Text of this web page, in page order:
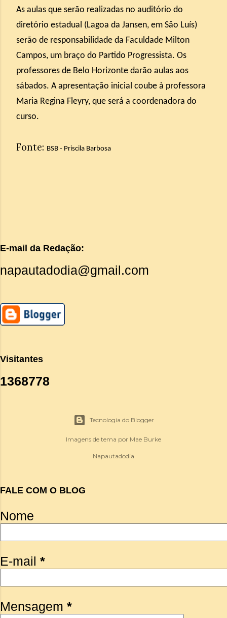
As aulas que serão realizadas no auditório do
diretório estadual (Lagoa da Jansen, em São Luís)
serão de responsabilidade da Faculdade Milton
Campos, um braço do Partido Progressista. Os
professores de Belo Horizonte darão aulas aos
sábados. A apresentação inicial coube à professora
Maria Regina Fleyry, que será a coordenadora do
curso.
Fonte: BSB - Priscila Barbosa
E-mail da Redação:
napautadodia@gmail.com
Visitantes
1368778
Tecnologia do Blogger
Imagens de tema por Mae Burke
Napautadodia
FALE COM O BLOG
Nome
E-mail *
Mensagem *